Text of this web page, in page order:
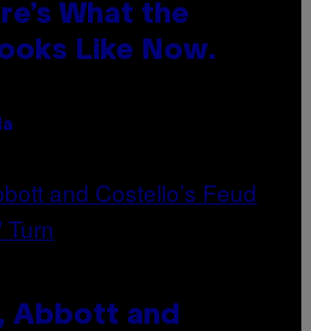
What the
Like Now.
Abbott and